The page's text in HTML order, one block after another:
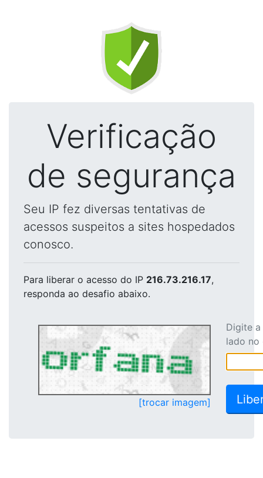
Verificação
de segurança
Seu IP fez diversas tentativas de
acessos suspeitos a sites hospedados
conosco.
Para liberar o acesso do IP 216.73.216.17,
responda ao desafio abaixo.
[trocar imagem]
Digite
lado no